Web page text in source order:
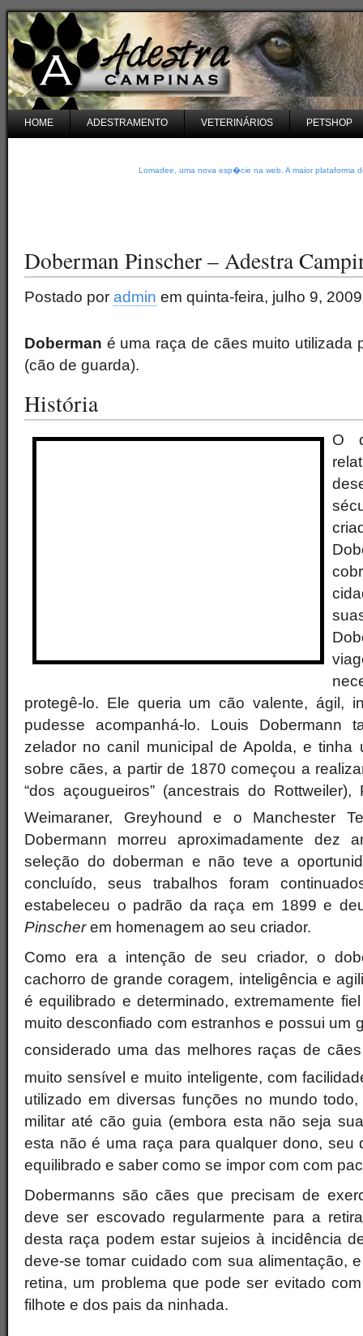
HOME ADESTRAMENTO VETERINÁRIOS PETSHOP
Lomadee, uma nova esp�cie na web. A maior plataforma
Doberman Pinscher – Adestra
Postado por admin em quinta-feira, julho 9,
Doberman é uma raça de cães muito utilizada
(cão de guarda).
História
O
protegê-lo. Ele queria um cão valente, ágil,
pudesse acompanhá-lo. Louis Dobermann
zelador no canil municipal de Apolda, e tinha
sobre cães, a partir de 1870 começou a
“dos açougueiros” (ancestrais do Rottweiler),
Weimaraner, Greyhound e o Manchester
Dobermann morreu aproximadamente dez
seleção do doberman e não teve a
concluído, seus trabalhos foram
estabeleceu o padrão da raça em 1899 e
Pinscherem homenagem ao seu criador.
Como era a intenção de seu criador, o
cachorro de grande coragem, inteligência e
é equilibrado e determinado, extremamente
muito desconfiado com estranhos e possui um
considerado uma das melhores raças de
muito sensível e muito inteligente, com
utilizado em diversas funções no mundo
militar até cão guia (embora esta não seja
esta não é uma raça para qualquer dono, seu
equilibrado e saber como se impor com com
Dobermanns são cães que precisam de
deve ser escovado regularmente para a
desta raça podem estar sujeios à incidência
deve-se tomar cuidado com sua alimentação,
retina, um problema que pode ser evitado
filhote e dos pais da ninhada.